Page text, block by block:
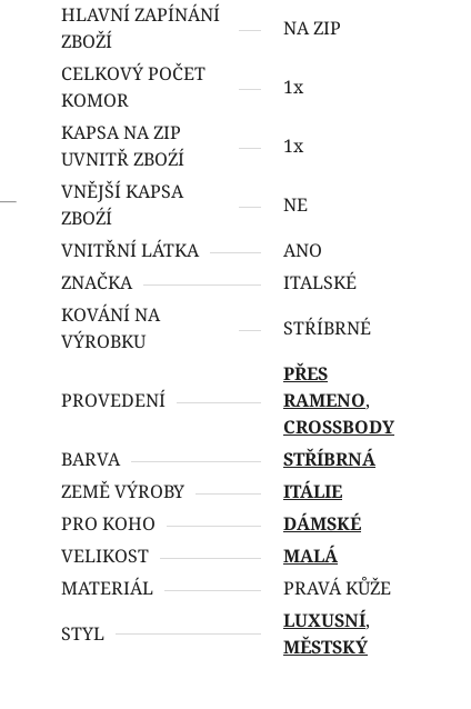
HLAVNÍ ZAPÍNÁNÍ
ZBOŽÍ
NA ZIP
CELKOVÝ POČET
KOMOR
1x
KAPSA NA ZIP
UVNITŘ ZBOŹÍ
1x
VNĚJŠÍ KAPSA
ZBOŹÍ
NE
VNITŘNÍ LÁTKA
ANO
ZNAČKA
ITALSKÉ
KOVÁNÍ NA
VÝROBKU
STŔÍBRNÉ
PROVEDENÍ
PŘES
RAMENO,
CROSSBODY
BARVA
STŘÍBRNÁ
ZEMĚ VÝROBY
ITÁLIE
PRO KOHO
DÁMSKÉ
VELIKOST
MALÁ
MATERIÁL
PRAVÁ KŮŽE
STYL
LUXUSNÍ,
MĚSTSKÝ